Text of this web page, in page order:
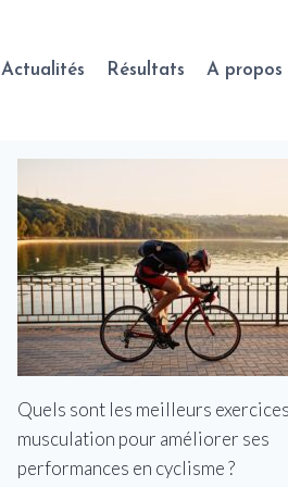
Actualités Résultats A propos
Quels sont les meilleurs
musculation pour améliorer ses
performances en cyclisme ?